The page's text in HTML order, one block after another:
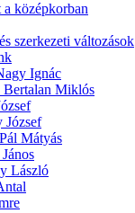
a középkorban
szerkezeti változások
Ignác
Bertalan Miklós
József
Mátyás
László